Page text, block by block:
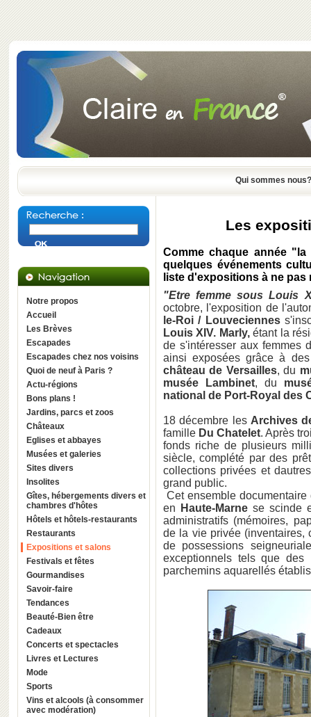
Qui sommes nous?
Notre propos
Accueil
Les Brèves
Escapades
Escapades chez nos voisins
Quoi de neuf à Paris ?
Actu-régions
Bons plans !
Jardins, parcs et zoos
Châteaux
Eglises et abbayes
Musées et galeries
Sites divers
Insolites
Gîtes, hébergements divers et
chambres d'hôtes
Hôtels et hôtels-restaurants
Restaurants
Expositions et salons
Festivals et fêtes
Gourmandises
Savoir-faire
Tendances
Beauté-Bien être
Cadeaux
Concerts et spectacles
Livres et Lectures
Mode
Sports
Vins et alcools (à consommer
avec modération)
Les
Comme chaque année
quelques événements
liste d'expositions à ne pas
"Etre femme sous Louis
octobre, l'exposition de
le-Roi / Louveciennes
Louis XIV. Marly,étant la
de s'intéresser aux femmes
ainsi exposées grâce à
château de Versailles, du
musée Lambinet, du
national de Port-Royal des
18 décembre les Archives
famille Du Chatelet. Après
fonds riche de plusieurs
siècle, complété par des
collections privées et
grand public.
Cet ensemble
en
Haute-Marnese scinde
administratifs (mémoires,
de la vie privée
de possessions
exceptionnels tels que des
parchemins aquarellés